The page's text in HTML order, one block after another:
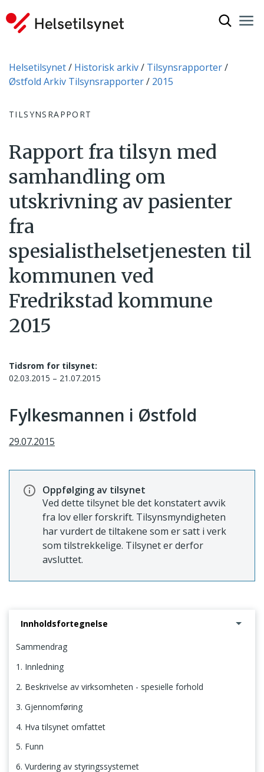
Du er her:
Helsetilsynet Historisk arkiv
Tilsynsrapporter
Østfold Arkiv Tilsynsrapporter
2015
TILSYNSRAPPORT
Rapport fra tilsyn med
samhandling om
utskrivning av pasienter
fra
spesialisthelsetjenesten til
kommunen ved
Fredrikstad kommune
2015
Tidsrom for tilsynet:
02.03.2015 – 21.07.2015
Fylkesmannen i Østfold
29.07.2015
Oppfølging av tilsynet
Ved dette tilsynet ble det konstatert avvik
fra lov eller forskrift. Tilsynsmyndigheten
har vurdert de tiltakene som er satt i verk
som tilstrekkelige. Tilsynet er derfor
avsluttet.
Innholdsfortegnelse
Sammendrag
1. Innledning
2. Beskrivelse av virksomheten - spesielle forhold
3. Gjennomføring
4. Hva tilsynet omfattet
5. Funn
6. Vurdering av styringssystemet